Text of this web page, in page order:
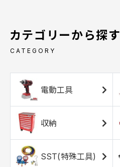
カテゴリーから探す
CATEGORY
電動工具
収納
SST(特殊工具)